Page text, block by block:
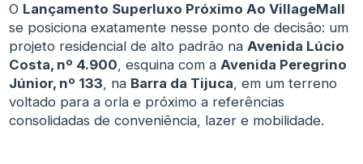
O Lançamento Superluxo Próximo Ao VillageMall
se posiciona exatamente nesse ponto de decisão: um
projeto residencial de alto padrão naAvenida Lúcio
Costa, nº 4.900, esquina com aAvenida Peregrino
Júnior, nº 133, na Barra da Tijuca, em um terreno
voltado para a orla e próximo a referências
consolidadas de conveniência, lazer e mobilidade.